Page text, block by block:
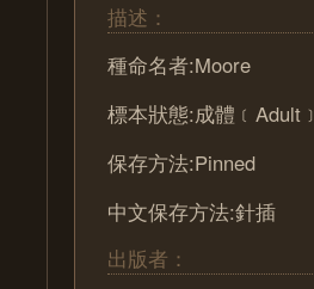
描述：
種命名者:Moore
標本狀態:成體﹝Adult﹞
保存方法:Pinned
中文保存方法:針插
出版者：